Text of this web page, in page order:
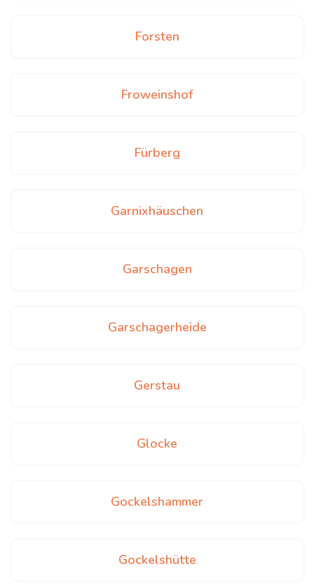
Forsten
Froweinshof
Fürberg
Garnixhäuschen
Garschagen
Garschagerheide
Gerstau
Glocke
Gockelshammer
Gockelshütte